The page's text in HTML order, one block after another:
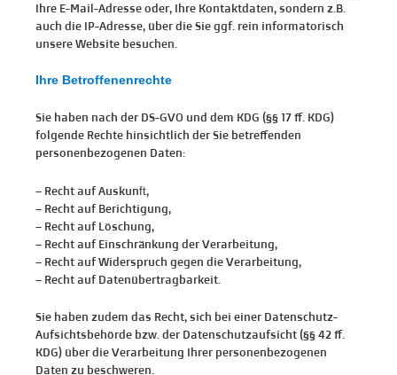
Ihre E-Mail-Adresse oder‚ Ihre Kontaktdaten, sondern z.B.
auch die IP-Adresse, über die Sie ggf. rein informatorisch
unsere Website besuchen.
Ihre Betroffenenrechte
Sie haben nach der DS-GVO und dem KDG (§§ 17 ff. KDG)
folgende Rechte hinsichtlich der Sie betreffenden
personenbezogenen Daten:
– Recht auf Auskunft,
– Recht auf Berichtigung,
– Recht auf Löschung,
– Recht auf Einschränkung der Verarbeitung,
– Recht auf Widerspruch gegen die Verarbeitung,
– Recht auf Datenübertragbarkeit.
Sie haben zudem das Recht, sich bei einer Datenschutz-
Aufsichtsbehörde bzw. der Datenschutzaufsicht (§§ 42 ff.
KDG) über die Verarbeitung Ihrer personenbezogenen
Daten zu beschweren.